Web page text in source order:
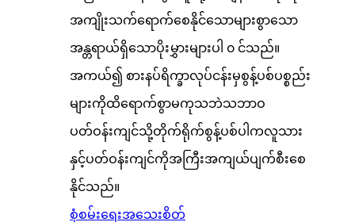
အကျိုးသက်ရောက်စေနိုင်သောများစွာသော
အန္တရာယ်ရှိသောပိုးမွှားများပါ ၀ င်သည်။
အကယ်၍ စားနပ်ရိက္ခာလုပ်ငန်းမှစွန့်ပစ်ပစ္စည်း
များကိုထိရောက်စွာမကုသဘဲသဘာဝ
ပတ်ဝန်းကျင်သို့တိုက်ရိုက်စွန့်ပစ်ပါကလူသား
နှင့်ပတ်ဝန်းကျင်ကိုအကြီးအကျယ်ပျက်စီးစေ
နိုင်သည်။
စုံစမ်းရေးအသေးစိတ်